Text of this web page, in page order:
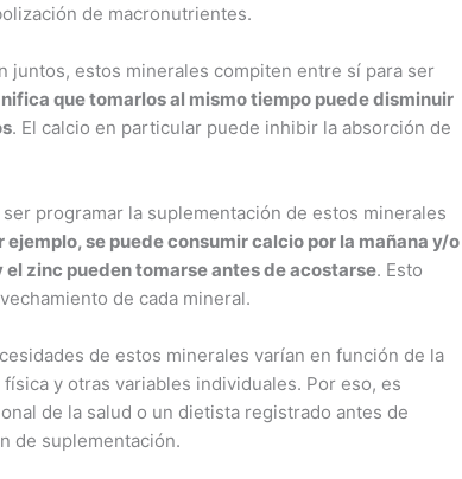
de macronutrientes.
juntos, estos minerales compiten entre sí para ser
que tomarlos al mismo tiempo puede disminuir
. El calcio en particular puede inhibir la absorción de
programar la suplementación de estos minerales
ejemplo, se puede consumir calcio por la mañana y/o
zinc pueden tomarse antes de acostarse. Esto
de cada mineral.
de estos minerales varían en función de la
y otras variables individuales. Por eso, es
de la salud o un dietista registrado antes de
de suplementación.